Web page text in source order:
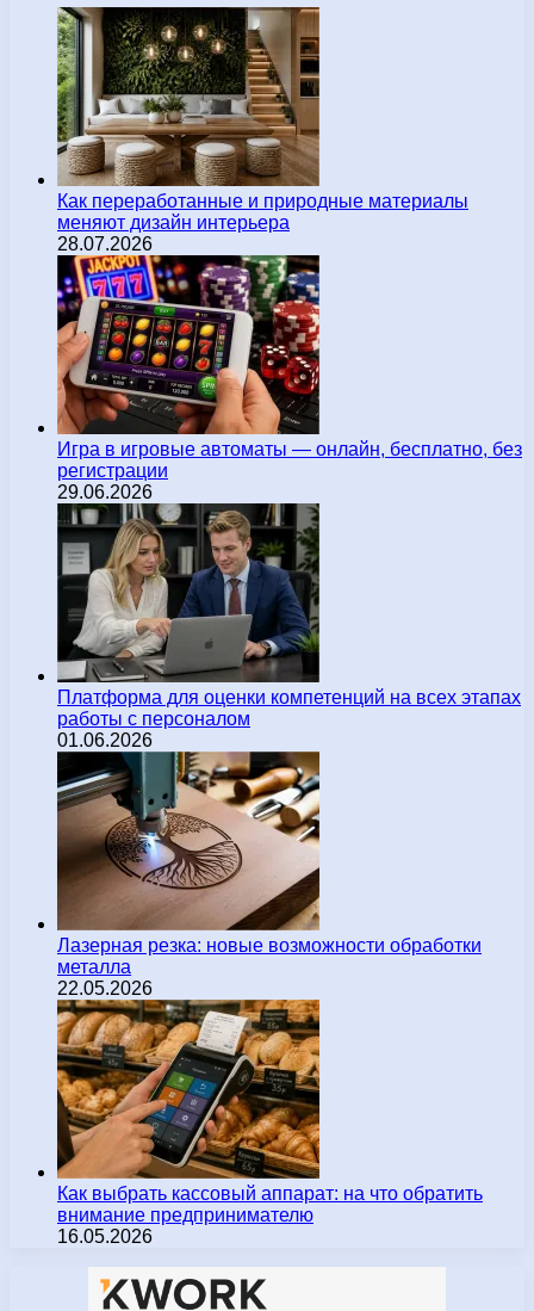
Как переработанные и природные материалы
меняют дизайн интерьера
28.07.2026
Игра в игровые автоматы — онлайн, бесплатно, без
регистрации
29.06.2026
Платформа для оценки компетенций на всех этапах
работы с персоналом
01.06.2026
Лазерная резка: новые возможности обработки
металла
22.05.2026
Как выбрать кассовый аппарат: на что обратить
внимание предпринимателю
16.05.2026